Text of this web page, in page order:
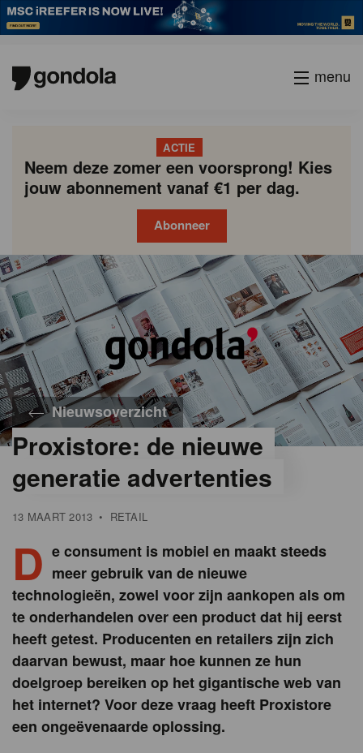
menu
ACTIE
Neem deze zomer een voorsprong! Kies
jouw abonnement vanaf €1 per dag.
Abonneer
Nieuwsoverzicht
Proxistore: de nieuwe
generatie advertenties
13 MAART 2013 • RETAIL
D e consument is mobiel en maakt steeds
meer gebruik van de nieuwe
technologieën, zowel voor zijn aankopen als om
te onderhandelen over een product dat hij eerst
heeft getest. Producenten en retailers zijn zich
daarvan bewust, maar hoe kunnen ze hun
doelgroep bereiken op het gigantische web van
het internet? Voor deze vraag heeft Proxistore
een ongeëvenaarde oplossing.
Gondola
academy
Gondola
society